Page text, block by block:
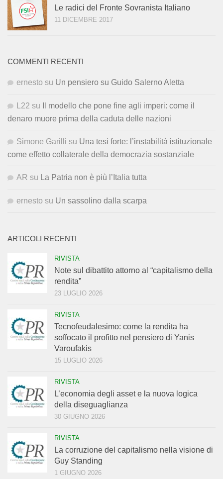
Le radici del Fronte Sovranista Italiano
11 DICEMBRE 2017
COMMENTI RECENTI
ernesto su Un pensiero su Guido Salerno Aletta
L22 su
Il modello che pone fine agli imperi: come il
denaro muore prima della caduta delle nazioni
Simone Garilli su Una tesi forte: l’instabilità istituzionale
come effetto collaterale della democrazia sostanziale
AR su La Patria non è più l’Italia tutta
ernesto su Un sassolino dalla scarpa
ARTICOLI RECENTI
RIVISTA
Note sul dibattito attorno al “capitalismo della
rendita”
23 LUGLIO 2026
RIVISTA
Tecnofeudalesimo: come la rendita ha
soffocato il profitto nel pensiero di Yanis
Varoufakis
15 LUGLIO 2026
RIVISTA
L’economia degli asset e la nuova logica
della diseguaglianza
30 GIUGNO 2026
RIVISTA
La corruzione del capitalismo nella visione di
Guy Standing
1 GIUGNO 2026